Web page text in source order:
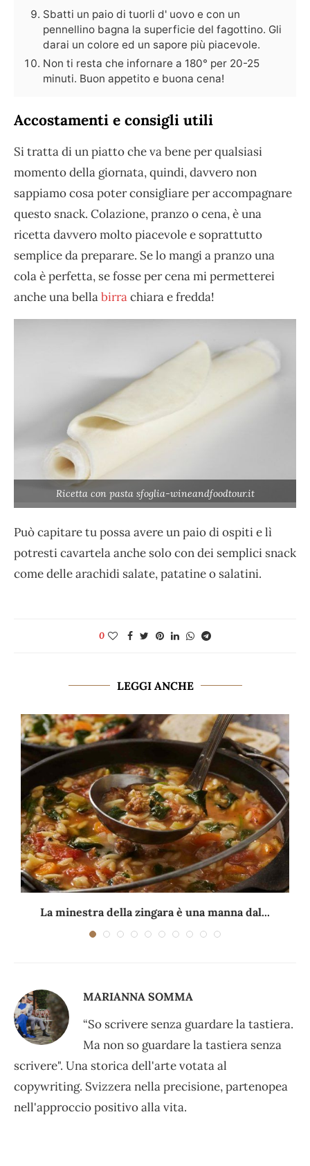
Sbatti un paio di tuorli d' uovo e con un
pennellino bagna la superficie del fagottino. Gli
darai un colore ed un sapore più piacevole.
Non ti resta che infornare a 180° per 20-25
minuti. Buon appetito e buona cena!
Accostamenti e consigli utili
Si tratta di un piatto che va bene per qualsiasi
momento della giornata, quindi, davvero non
sappiamo cosa poter consigliare per accompagnare
questo snack. Colazione, pranzo o cena, è una
ricetta davvero molto piacevole e soprattutto
semplice da preparare. Se lo mangi a pranzo una
cola è perfetta, se fosse per cena mi permetterei
anche una bellabirrachiara e fredda!
Ricetta con pasta sfoglia-wineandfoodtour.it
Può capitare tu possa avere un paio di ospiti e lì
potresti cavartela anche solo con dei semplici snack
come delle arachidi salate, patatine o salatini.
0
LEGGI ANCHE
La minestra della zingara è una manna dal...
MARIANNA SOMMA
“So scrivere senza guardare la tastiera.
Ma non so guardare la tastiera senza
scrivere". Una storica dell'arte votata al
copywriting. Svizzera nella precisione, partenopea
nell'approccio positivo alla vita.